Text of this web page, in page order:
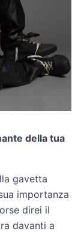
della tua
gavetta
importanza
direi il
davanti a